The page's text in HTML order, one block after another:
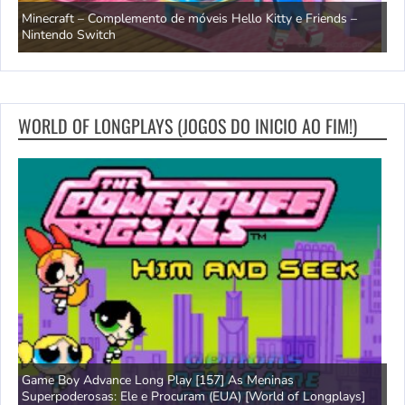
OCTOPATH TRAVELER e OCTOPATH TRAVELER II – Trailer da
data de lançamento – Nintendo Switch 2
WORLD OF LONGPLAYS (JOGOS DO INICIO AO FIM!)
Amiga 500 Longplay [597] Segundo Samurai [World of
Longplays]